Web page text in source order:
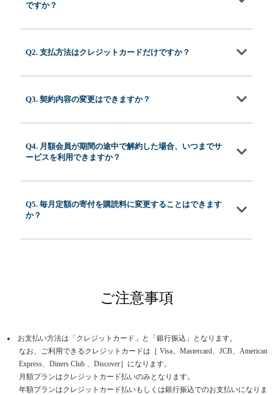
ですか？
Q2. 支払方法はクレジットカードだけですか？
Q3. 契約内容の変更はできますか？
Q4. 月額会員が期間の途中で解約した場合、いつまでサ
ービスを利用できますか？
Q5. 毎月定額の寄付を購読料に変更することはできます
か？
ご注意事項
お支払い方法は「クレジットカード」と「銀行振込」となります。
なお、ご利用できるクレジットカードは［ Visa、Mastercard、JCB、American
Express、Diners Club 、Discover］になります。
月額プランはクレジットカード払いのみとなります。
年額プランはクレジットカード払いもしくは銀行振込でのお支払いになりま